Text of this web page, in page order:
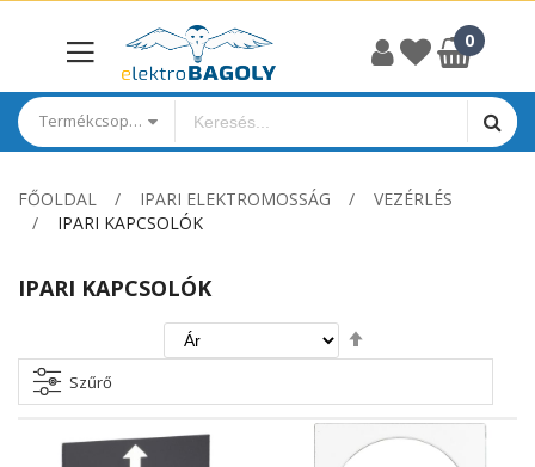
Termékcsoportok
FŐOLDAL IPARI ELEKTROMOSSÁG
VEZÉRLÉS
IPARI KAPCSOLÓK
IPARI KAPCSOLÓK
irány
Szűrő